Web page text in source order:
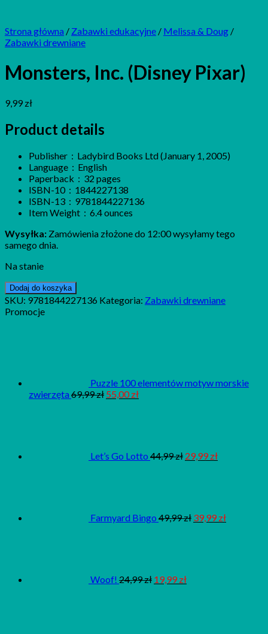
Strona główna / Zabawki edukacyjne / Melissa & Doug /
Zabawki drewniane
Monsters, Inc. (Disney Pixar)
9,99 zł
Product details
Publisher ‏ : ‎ Ladybird Books Ltd (January 1, 2005)
Language ‏ : ‎ English
Paperback ‏ : ‎ 32 pages
ISBN-10 ‏ : ‎ 1844227138
ISBN-13 ‏ : ‎ 9781844227136
Item Weight ‏ : ‎ 6.4 ounces
Wysyłka: Zamówienia złożone do 12:00 wysyłamy tego
samego dnia.
Na stanie
Dodaj do koszyka
SKU: 9781844227136 Kategoria: Zabawki drewniane
Promocje
Puzzle 100 elementów motyw morskie
zwierzęta69,99zł 55,00zł
Let’s Go Lotto 44,99zł 29,99zł
Farmyard Bingo 49,99zł 39,99zł
Woof! 24,99zł 19,99zł